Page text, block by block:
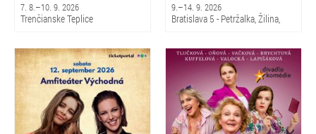
7. 8.–10. 9. 2026
Trenčianske Teplice
9.–14. 9. 2026
Bratislava 5 - Petržalka, Žilina,